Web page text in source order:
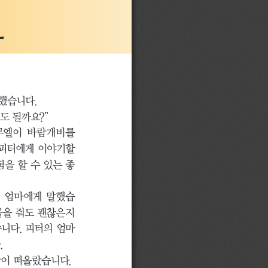
습니다.
될까요?”
이 바람개비를
터에게 이야기할
을 할 수 있는 좋
엄마에게 말했습
줘도 괜찮은지
다. 피터의 엄마
떠올랐습니다.